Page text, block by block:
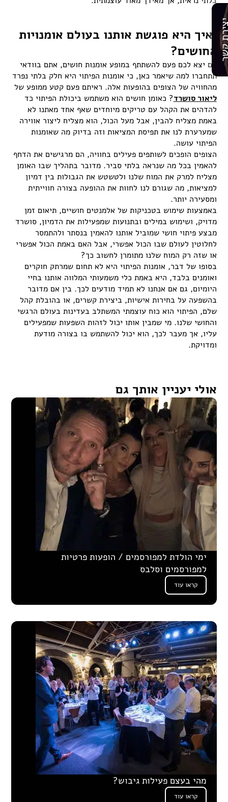
ואיך היא פוגשת אותנו בעולם אומנויות
החושים?
אם יצא לכם פעם להשתתף במופע אומנות חושים, אתם בוודאי
תתחברו למה שיאמר כאן, כי אומנות הפיתוי היא חלק בלתי נפרד
מהחוויה של הצופים בהופעות אלה. ראיתם פעם קטע ממופע של
ליאור סושרד? כאומן חושים הוא משתמש ביכולת הפיתוי כד
להדהים את הקהל עם טריקים מיוחדים שאף אחד מאתנו לא
באמת מצליח להבין, אבל מעל הכול, הוא מצליח ליצור אווירה
שמערערת לנו את תפיסת המציאות וזה בדיוק מה שאומנות
הפיתוי עושה.
הצופים הופכים לשותפים פעילים בחוויה, הם מרגישים את הדחף
להאמין בכל מה שנראה בלתי סביר. מדובר בתהליך שבו האומן
מצליח למרק את המוח שלנו ולטשטש את הגבולות בין דמיון
למציאות, מה שגורם לנו לחוות את ההופעה בצורה חווייתית
ומסעירה יותר.
באמצעות שימוש בטכניקות של אלמנטים חושיים, תיאום זמן
מדויק, ושימוש במילים ובתנועות שמפעילות את הדמיון, סושרד
מבצע פיתוי חושי שמוביל אותנו להאמין בנסתר ולהתמסר
לחלוטין לעולם שבו הכול אפשרי, אבל האם באמת הכול אפשרי
או שזה רק המוח שלנו מתומרן לחשוב כך?
בסופו של דבר, אומנות הפיתוי היא לא תחום שמרתק חוקרים
ואומנים בלבד, היא באמת כלי משמעותי המלווה אותנו בחיי
היומיום, גם אם אנחנו לא תמיד מודעים לכך. בין אם מדובר
בהשפעה על בחירות אישיות, ביצירת קשרים, או בהובלת קהל
שלם, הפיתוי הוא כוח עוצמתי המשתלב בעדינות בעולם הרגשי
והחושי שלנו. מי שמבין אותו יכול לזהות השפעות שמפעילים
עליו, אך מעבר לכך, הוא יכול להשתמש בו בצורה מודעת
ומדויקת.
אולי יעניין אותך גם
ימי הולדת למפורסמים / הופעות פרטיות
למפורסמים וסלבס
קראו עוד
מהי בעצם פעילות גיבוש?
קראו עוד
קשר